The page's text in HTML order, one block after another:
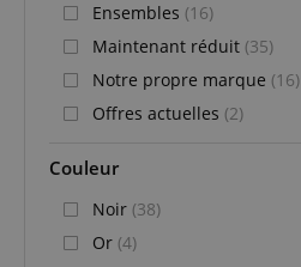
Ensembles (16)
Maintenant réduit (35)
Notre propre marque (16)
Offres actuelles (2)
Couleur
Noir (38)
Or (4)